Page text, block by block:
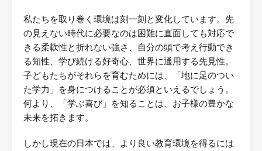
私たちを取り巻く環境は刻一刻と変化しています。先
の見えない時代に必要なのは困難に直面しても対応で
きる柔軟性と折れない強さ、自分の頭で考え行動でき
る知性、学び続ける好奇心、世界に通用する先見性。
子どもたちがそれらを育むためには、「地に足のつい
た学力」を身につけることが必須といえるでしょう。
何より、「学ぶ喜び」を知ることは、お子様の豊かな
未来を拓きます。
しかし現在の日本では、より良い教育環境を得るには